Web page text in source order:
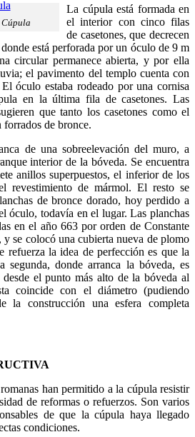
La cúpula está formada en
el interior con cinco filas
de casetones, que decrecen
está perforada por un óculo de 9 m
circular permanece abierta, y por ella
el pavimento del templo cuenta con
óculo estaba rodeado por una cornisa
en la última fila de casetones. Las
que tanto los casetones como el
forrados de bronce.
de una sobreelevación del muro, a
interior de la bóveda. Se encuentra
anillos superpuestos, el inferior de los
revestimiento de mármol. El resto se
de bronce dorado, hoy perdido a
óculo, todavía en el lugar. Las planchas
en el año 663 por orden de Constante
se colocó una cubierta nueva de plomo
refuerza la idea de perfección es que la
segunda, donde arranca la bóveda, es
el punto más alto de la bóveda al
coincide con el diámetro (pudiendo
la construcción una esfera completa
han permitido a la cúpula resistir
de reformas o refuerzos. Son varios
de que la cúpula haya llegado
condiciones.